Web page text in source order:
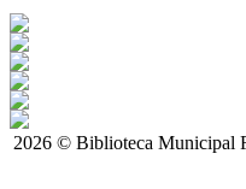
2026 © Biblioteca Municipal